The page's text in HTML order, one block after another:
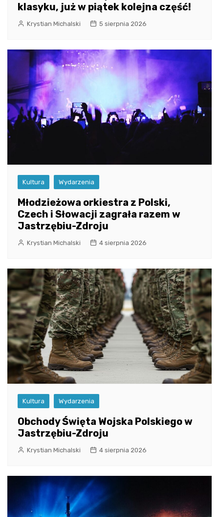
klasyku, już w piątek kolejna część!
Krystian Michalski 5 sierpnia 2026
Kultura Wydarzenia
Młodzieżowa orkiestra z Polski,
Czech i Słowacji zagrała razem w
Jastrzębiu-Zdroju
Krystian Michalski 4 sierpnia 2026
Kultura Wydarzenia
Obchody Święta Wojska Polskiego w
Jastrzębiu-Zdroju
Krystian Michalski 4 sierpnia 2026